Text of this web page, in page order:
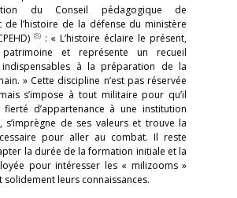
du Conseil pédagogique de
de l’histoire de la défense du ministère
(8): « L’histoire éclaire le présent,
et représente un recueil
indispensables à la préparation de la
» Cette discipline n’est pas réservée
s’impose à tout militaire pour qu’il
d’appartenance à une institution
s’imprègne de ses valeurs et trouve la
pour aller au combat. Il reste
la durée de la formation initiale et la
pour intéresser les « milizooms »
solidement leurs connaissances.